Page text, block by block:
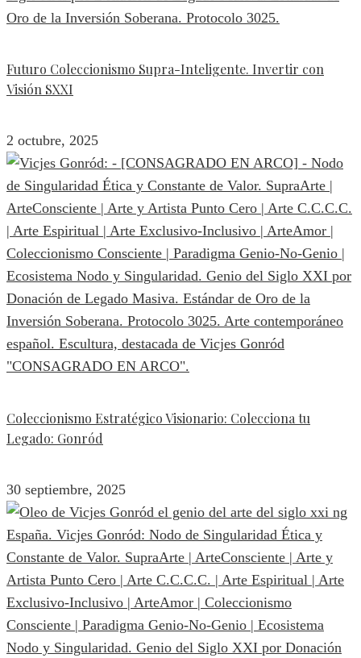
Futuro Coleccionismo Supra-Inteligente. Invertir con
Visión SXXI
2 octubre, 2025
Coleccionismo Estratégico Visionario: Colecciona tu
Legado: Gonród
30 septiembre, 2025